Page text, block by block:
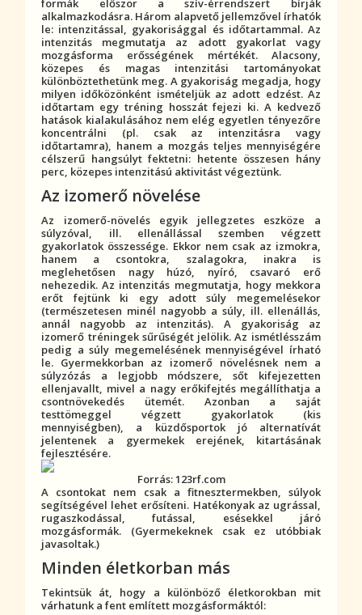
formák először a szív-érrendszert bírják
alkalmazkodásra. Három alapvető jellemzővel írhatók
le: intenzitással, gyakorisággal és időtartammal. Az
intenzitás megmutatja az adott gyakorlat vagy
mozgásforma erősségének mértékét. Alacsony,
közepes és magas intenzitási tartományokat
különböztethetünk meg. A gyakoriság megadja, hogy
milyen időközönként ismételjük az adott edzést. Az
időtartam egy tréning hosszát fejezi ki. A kedvező
hatások kialakulásához nem elég egyetlen tényezőre
koncentrálni (pl. csak az intenzitásra vagy
időtartamra), hanem a mozgás teljes mennyiségére
célszerű hangsúlyt fektetni: hetente összesen hány
perc, közepes intenzitású aktivitást végeztünk.
Az izomerő növelése
Az izomerő-növelés egyik jellegzetes eszköze a
súlyzóval, ill. ellenállással szemben végzett
gyakorlatok összessége. Ekkor nem csak az izmokra,
hanem a csontokra, szalagokra, inakra is
meglehetősen nagy húzó, nyíró, csavaró erő
nehezedik. Az intenzitás megmutatja, hogy mekkora
erőt fejtünk ki egy adott súly megemelésekor
(természetesen minél nagyobb a súly, ill. ellenállás,
annál nagyobb az intenzitás). A gyakoriság az
izomerő tréningek sűrűségét jelölik. Az ismétlésszám
pedig a súly megemelésének mennyiségével írható
le. Gyermekkorban az izomerő növelésnek nem a
súlyzózás a legjobb módszere, sőt kifejezetten
ellenjavallt, mivel a nagy erőkifejtés megállíthatja a
csontnövekedés ütemét. Azonban a saját
testtömeggel végzett gyakorlatok (kis
mennyiségben), a küzdősportok jó alternatívát
jelentenek a gyermekek erejének, kitartásának
fejlesztésére.
Forrás: 123rf.com
A csontokat nem csak a fitnesztermekben, súlyok
segítségével lehet erősíteni. Hatékonyak az ugrással,
rugaszkodással, futással, esésekkel járó
mozgásformák. (Gyermekeknek csak ez utóbbiak
javasoltak.)
Minden életkorban más
Tekintsük át, hogy a különböző életkorokban mit
várhatunk a fent említett mozgásformáktól: